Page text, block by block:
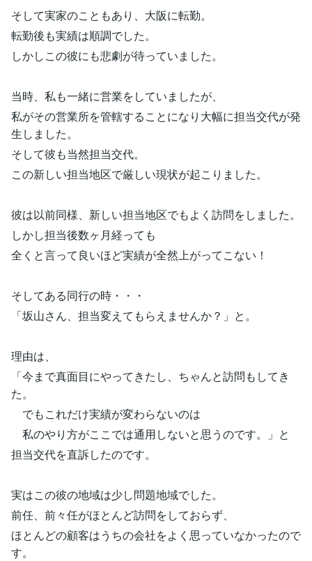
そして実家のこともあり、大阪に転勤。
転勤後も実績は順調でした。
しかしこの彼にも悲劇が待っていました。
当時、私も一緒に営業をしていましたが、
私がその営業所を管轄することになり大幅に担当交代が発
生しました。
そして彼も当然担当交代。
この新しい担当地区で厳しい現状が起こりました。
彼は以前同様、新しい担当地区でもよく訪問をしました。
しかし担当後数ヶ月経っても
全くと言って良いほど実績が全然上がってこない！
そしてある同行の時・・・
「坂山さん、担当変えてもらえませんか？」と。
理由は、
「今まで真面目にやってきたし、ちゃんと訪問もしてき
た。
でもこれだけ実績が変わらないのは
私のやり方がここでは通用しないと思うのです。」と
担当交代を直訴したのです。
実はこの彼の地域は少し問題地域でした。
前任、前々任がほとんど訪問をしておらず、
ほとんどの顧客はうちの会社をよく思っていなかったので
す。